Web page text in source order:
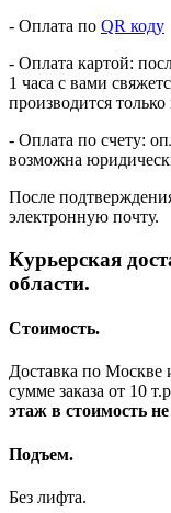
- Оплата по QR коду
- Оплата картой:
1 часа с вами
производится
- Оплата по счету:
возможна
После
электронную почту.
Курьерская
области.
Стоимость.
Доставка по Москве
сумме заказа от 10
этаж в стоимость
Подъем.
Без лифта.